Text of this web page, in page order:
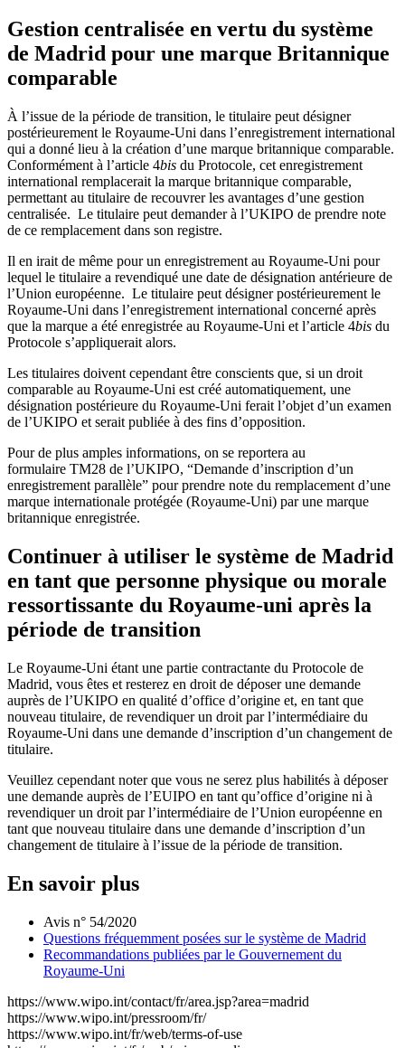
Gestion centralisée en vertu du système
de Madrid pour une marque Britannique
comparable
À l’issue de la période de transition, le titulaire peut désigner
postérieurement le Royaume-Uni dans l’enregistrement international
qui a donné lieu à la création d’une marque britannique comparable.
Conformément à l’article 4bis du Protocole, cet enregistrement
international remplacerait la marque britannique comparable,
permettant au titulaire de recouvrer les avantages d’une gestion
centralisée. Le titulaire peut demander à l’UKIPO de prendre note
de ce remplacement dans son registre.
Il en irait de même pour un enregistrement au Royaume-Uni pour
lequel le titulaire a revendiqué une date de désignation antérieure de
l’Union européenne. Le titulaire peut désigner postérieurement le
Royaume-Uni dans l’enregistrement international concerné après
que la marque a été enregistrée au Royaume-Uni et l’article 4bis du
Protocole s’appliquerait alors.
Les titulaires doivent cependant être conscients que, si un droit
comparable au Royaume-Uni est créé automatiquement, une
désignation postérieure du Royaume-Uni ferait l’objet d’un examen
de l’UKIPO et serait publiée à des fins d’opposition.
Pour de plus amples informations, on se reportera au
formulaire TM28 de l’UKIPO, “Demande d’inscription d’un
enregistrement parallèle” pour prendre note du remplacement d’une
marque internationale protégée (Royaume-Uni) par une marque
britannique enregistrée.
Continuer à utiliser le système de Madrid
en tant que personne physique ou morale
ressortissante du Royaume-uni après la
période de transition
Le Royaume-Uni étant une partie contractante du Protocole de
Madrid, vous êtes et resterez en droit de déposer une demande
auprès de l’UKIPO en qualité d’office d’origine et, en tant que
nouveau titulaire, de revendiquer un droit par l’intermédiaire du
Royaume-Uni dans une demande d’inscription d’un changement de
titulaire.
Veuillez cependant noter que vous ne serez plus habilités à déposer
une demande auprès de l’EUIPO en tant qu’office d’origine ni à
revendiquer un droit par l’intermédiaire de l’Union européenne en
tant que nouveau titulaire dans une demande d’inscription d’un
changement de titulaire à l’issue de la période de transition.
En savoir plus
Avis n° 54/2020
Questions fréquemment posées sur le système de Madrid
Recommandations publiées par le Gouvernement du
Royaume-Uni
https://www.wipo.int/contact/fr/area.jsp?area=madrid
https://www.wipo.int/pressroom/fr/
https://www.wipo.int/fr/web/terms-of-use